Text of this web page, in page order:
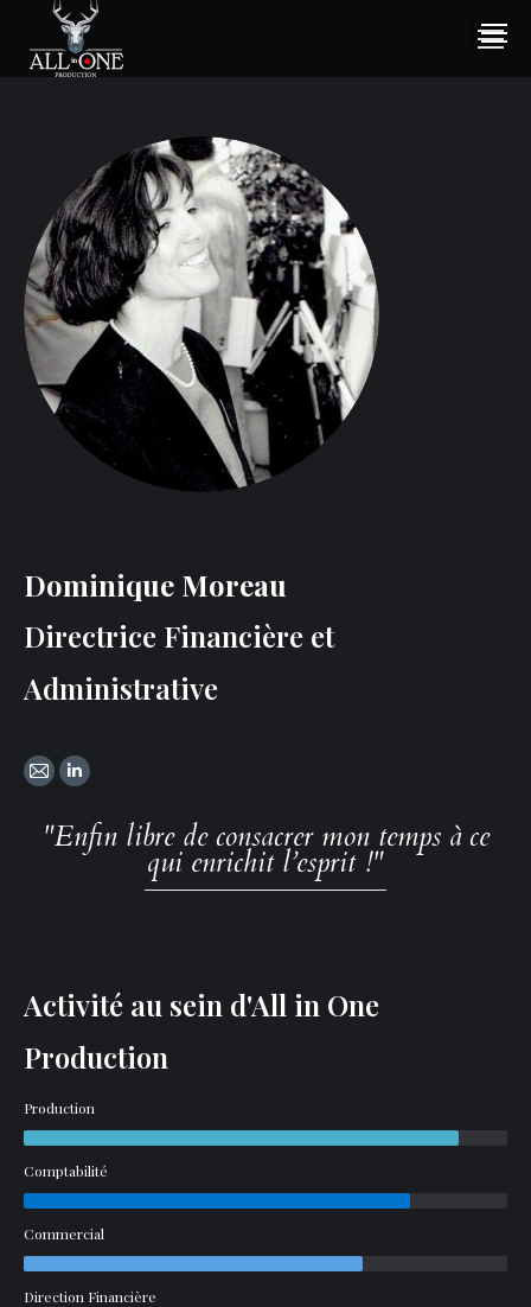
Dominique Moreau
Directrice Financière et
Administrative
MailLinkedIn
"Enfin libre de consacrer mon temps à ce
qui enrichit l’esprit !"
Activité au sein d'All in One
Production
Production
Comptabilité
Commercial
Direction Financière